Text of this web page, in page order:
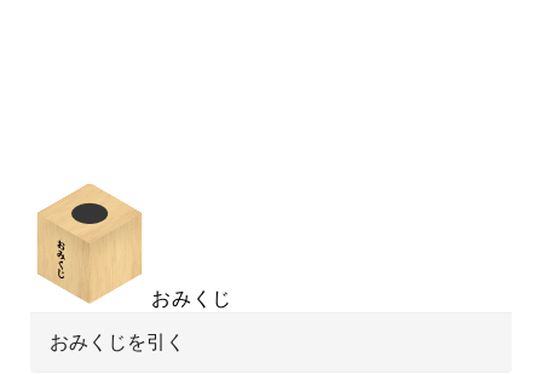
おみくじ
おみくじを引く